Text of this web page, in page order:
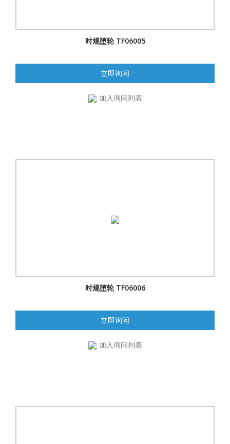
时规堕轮 TF06005
立即询问
加入询问列表
时规堕轮 TF06006
立即询问
加入询问列表